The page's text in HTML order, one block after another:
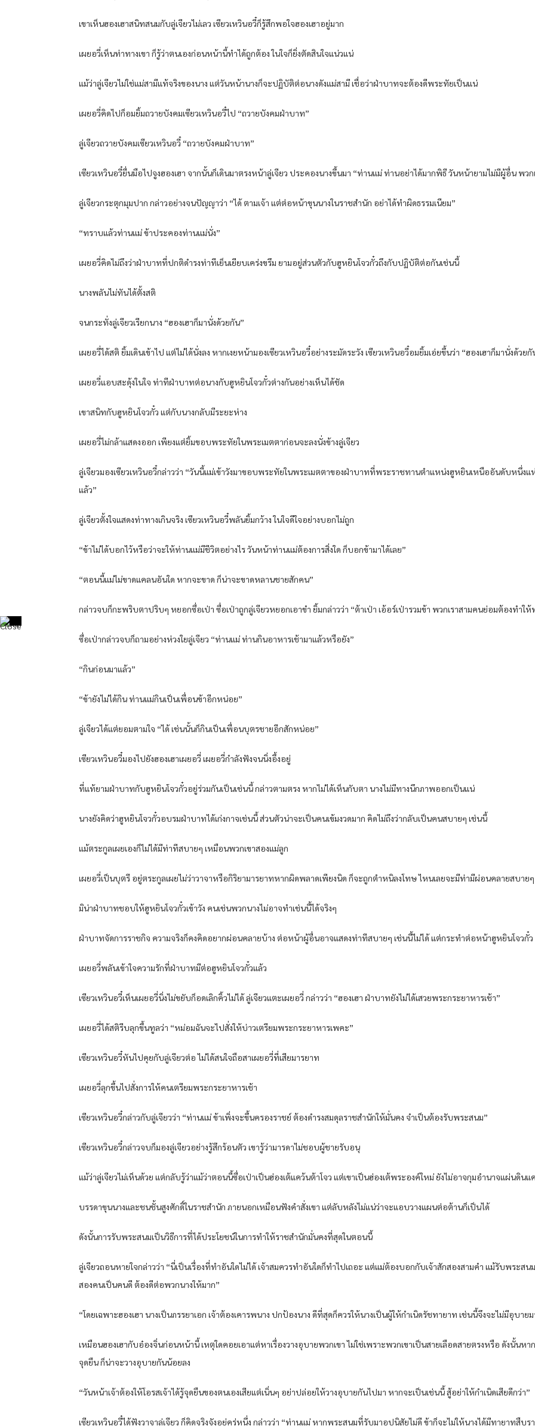
เขาเห็นฮองเฮาสนิทสนมกับลู่เจียวไม่เลว เซียวเหวินอวี๋ก็รู้สึกพอใจฮองเฮาอยู่มาก
เผยอวี่เห็นท่าทางเขา ก็รู้ว่าตนเองก่อนหน้านี้ทำได้ถูกต้อง ในใจก็ยิ่งตัดสินใจแน่วแน่
แม้ว่าลู่เจียวไม่ใช่แม่สามีแท้จริงของนาง แต่วันหน้านางก็จะปฏิบัติต่อนางดังแม่สามี เชื่อว่าฝ่าบาทจะต้องดีพระทัยเป็นแน่
เผยอวี่คิดไปก็อมยิ้มถวายบังคมเซียวเหวินอวี๋ไป “ถวายบังคมฝ่าบาท”
ลู่เจียวถวายบังคมเซียวเหวินอวี๋ “ถวายบังคมฝ่าบาท”
เซียวเหวินอวี๋ยื่นมือไปจูงฮองเฮา จากนั้นก็เดินมาตรงหน้าลู่เจียว ประคองนางขึ้นมา “ท่านแม่ ท่านอย่าได้มากพิธี วันหน้ายามไม่มีผู้อื่น พว
ลู่เจียวกระตุกมุมปาก กล่าวอย่างจนปัญญาว่า “ได้ ตามเจ้า แต่ต่อหน้าขุนนางในราชสำนัก อย่าได้ทำผิดธรรมเนียม”
“ทราบแล้วท่านแม่ ข้าประคองท่านแม่นั่ง”
เผยอวี่คิดไม่ถึงว่าฝ่าบาทที่ปกติดำรงท่าทีเย็นเยียบเคร่งขรึม ยามอยู่ส่วนตัวกับฮูหยินโจวกั๋วถึงกับปฏิบัติต่อกันเช่นนี้
นางพลันไม่ทันได้ตั้งสติ
จนกระทั่งลู่เจียวเรียกนาง “ฮองเฮาก็มานั่งด้วยกัน”
เผยอวี่ได้สติ ยิ้มเดินเข้าไป แต่ไม่ได้นั่งลง หากเงยหน้ามองเซียวเหวินอวี๋อย่างระมัดระวัง เซียวเหวินอวี๋อมยิ้มเอ่ยขึ้นว่า “ฮองเฮาก็มานั่งด้วยกั
เผยอวี่แอบสะดุ้งในใจ ท่าทีฝ่าบาทต่อนางกับฮูหยินโจวกั๋วต่างกันอย่างเห็นได้ชัด
เขาสนิทกับฮูหยินโจวกั๋ว แต่กับนางกลับมีระยะห่าง
เผยอวี่ไม่กล้าแสดงออก เพียงแต่ยิ้มขอบพระทัยในพระเมตตาก่อนจะลงนั่งข้างลู่เจียว
ลู่เจียวมองเซียวเหวินอวี๋กล่าวว่า “วันนี้แม่เข้าวังมาขอบพระทัยในพระเมตตาของฝ่าบาทที่พระราชทานตำแหน่งฮูหยินเหนืออันดับหนึ่งแ
แล้ว”
ลู่เจียวตั้งใจแสดงท่าทางเกินจริง เซียวเหวินอวี๋พลันยิ้มกว้าง ในใจดีใจอย่างบอกไม่ถูก
“ข้าไม่ได้บอกไว้หรือว่าจะให้ท่านแม่มีชีวิตอย่างไร วันหน้าท่านแม่ต้องการสิ่งใด ก็บอกข้ามาได้เลย”
“ตอนนี้แม่ไม่ขาดแคลนอันใด หากจะขาด ก็น่าจะขาดหลานชายสักคน”
กล่าวจบก็กะพริบตาปริบๆ หยอกซื่อเป่า ซื่อเป่าถูกลู่เจียวหยอกเอาขำ ยิ้มกล่าวว่า “ต้าเป่า เอ้อร์เป่ารวมข้า พวกเราสามคนย่อมต้องทำใ
ซื่อเป่ากล่าวจบก็ถามอย่างห่วงใยลู่เจียว “ท่านแม่ ท่านกินอาหารเช้ามาแล้วหรือยัง”
“กินก่อนมาแล้ว”
“ข้ายังไม่ได้กิน ท่านแม่กินเป็นเพื่อนข้าอีกหน่อย”
ลู่เจียวได้แต่ยอมตามใจ “ได้ เช่นนั้นก็กินเป็นเพื่อนบุตรชายอีกสักหน่อย”
เซียวเหวินอวี๋มองไปยังฮองเฮาเผยอวี่ เผยอวี่กำลังฟังจนนิ่งอึ้งอยู่
ที่แท้ยามฝ่าบาทกับฮูหยินโจวกั๋วอยู่ร่วมกันเป็นเช่นนี้ กล่าวตามตรง หากไม่ได้เห็นกับตา นางไม่มีทางนึกภาพออกเป็นแน่
นางยังคิดว่าฮูหยินโจวกั๋วอบรมฝ่าบาทได้เก่งกาจเช่นนี้ ส่วนตัวน่าจะเป็นคนเข้มงวดมาก คิดไม่ถึงว่ากลับเป็นคนสบายๆ เช่นนี้
แม้ตระกูลเผยเองก็ไม่ได้มีท่าทีสบายๆ เหมือนพวกเขาสองแม่ลูก
เผยอวี่เป็นบุตรี อยู่ตระกูลเผยไม่ว่าวาจาหรือกิริยามารยาทหากผิดพลาดเพียงนิด ก็จะถูกตำหนิลงโทษ ไหนเลยจะมีท่ามีผ่อนคลายสบา
มิน่าฝ่าบาทชอบให้ฮูหยินโจวกั๋วเข้าวัง คนเช่นพวกนางไม่อาจทำเช่นนี้ได้จริงๆ
ฝ่าบาทจัดการราชกิจ ความจริงก็คงคิดอยากผ่อนคลายบ้าง ต่อหน้าผู้อื่นอาจแสดงท่าทีสบายๆ เช่นนี้ไม่ได้ แต่กระทำต่อหน้าฮูหยินโจวกั๋ว
เผยอวี่พลันเข้าใจความรักที่ฝ่าบาทมีต่อฮูหยินโจวกั๋วแล้ว
เซียวเหวินอวี๋เห็นเผยอวี่นิ่งไม่ขยับก็อดเลิกคิ้วไม่ได้ ลู่เจียวแตะเผยอวี่ กล่าวว่า “ฮองเฮา ฝ่าบาทยังไม่ได้เสวยพระกระยาหารเช้า”
เผยอวี่ได้สติรีบลุกขึ้นทูลว่า “หม่อมฉันจะไปสั่งให้บ่าวเตรียมพระกระยาหารเพคะ”
เซียวเหวินอวี๋หันไปคุยกับลู่เจียวต่อ ไม่ได้สนใจถือสาเผยอวี่ที่เสียมารยาท
เผยอวี่ลุกขึ้นไปสั่งการให้คนเตรียมพระกระยาหารเช้า
เซียวเหวินอวี๋กล่าวกับลู่เจียวว่า “ท่านแม่ ข้าเพิ่งจะขึ้นครองราชย์ ต้องดำรงสมดุลราชสำนักให้มั่นคง จำเป็นต้องรับพระสนม”
เซียวเหวินอวี๋กล่าวจบก็มองลู่เจียวอย่างรู้สึกร้อนตัว เขารู้ว่ามารดาไม่ชอบผู้ชายรับอนุ
แม้ว่าลู่เจียวไม่เห็นด้วย แต่กลับรู้ว่าแม้ว่าตอนนี้ซื่อเป่าเป็นฮ่องเต้แคว้นต้าโจว แต่เขาเป็นฮ่องเต้พระองค์ใหม่ ยังไม่อาจกุมอำนาจแผ่นดินแ
บรรดาขุนนางและชนชั้นสูงศักดิ์ในราชสำนัก ภายนอกเหมือนฟังคำสั่งเขา แต่ลับหลังไม่แน่ว่าจะแอบวางแผนต่อต้านก็เป็นได้
ดังนั้นการรับพระสนมเป็นวิธีการที่ได้ประโยชน์ในการทำให้ราชสำนักมั่นคงที่สุดในตอนนี้
ลู่เจียวถอนหายใจกล่าวว่า “นี่เป็นเรื่องที่ทำอันใดไม่ได้ เจ้าสมควรทำอันใดก็ทำไปเถอะ แต่แม่ต้องบอกกับเจ้าสักสองสามคำ แม้รับพระส
สองคนเป็นคนดี ต้องดีต่อพวกนางให้มาก”
“โดยเฉพาะฮองเฮา นางเป็นภรรยาเอก เจ้าต้องเคารพนาง ปกป้องนาง ดีที่สุดก็ควรให้นางเป็นผู้ให้กำเนิดรัชทายาท เช่นนี้จึงจะไม่มีอุบาย
เหมือนฮองเฮากับอ๋องจิ่นก่อนหน้านี้ เหตุใดคอยเอาแต่หาเรื่องวางอุบายพวกเขา ไม่ใช่เพราะพวกเขาเป็นสายเลือดสายตรงหรือ ดังนั้นห
จุดยืน ก็น่าจะวางอุบายกันน้อยลง
“วันหน้าเจ้าต้องให้โอรสเจ้าได้รู้จุดยืนของตนเองเสียแต่เนิ่นๆ อย่าปล่อยให้วางอุบายกันไปมา หากจะเป็นเช่นนี้ สู้อย่าให้กำเนิดเสียดีกว่า”
เซียวเหวินอวี๋ได้ฟังวาจาลู่เจียว ก็คิดจริงจังอยู่ครู่หนึ่ง กล่าวว่า “ท่านแม่ หากพระสนมที่รับมาอุปนิสัยไม่ดี ข้าก็จะไม่ให้นางได้มีทายาทสืบ